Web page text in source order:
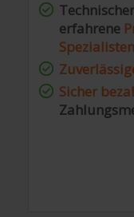
erfahrene
Spezialisten
Sicher